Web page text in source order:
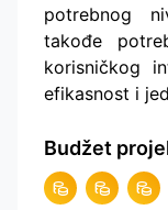
potrebnog
takođe
korisničkog
efikasnost i
Budžet